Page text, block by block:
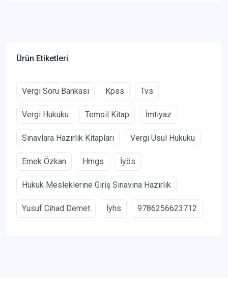
Ürün Etiketleri
Vergi Soru Bankası Kpss Tvs
Vergi Hukuku Temsil Kitap İmtiyaz
Sınavlara Hazırlık Kitapları Vergi Usul Hukuku
Emek Özkan Hmgs İyös
Hukuk Mesleklerine Giriş Sınavına Hazırlık
Yusuf Cihad Demet İyhs 9786256623712